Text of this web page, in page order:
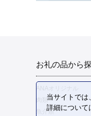
お礼の品から
肉類
魚介類
当サイトでは
詳細について